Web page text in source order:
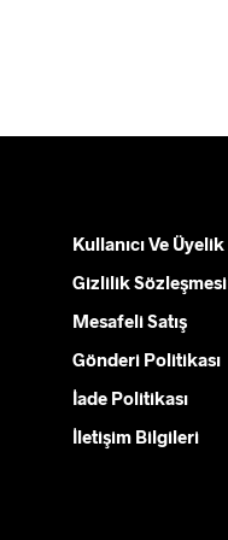
Kullanıcı Ve Üyelik
Gizlilik Sözleşmesi
Mesafeli Satış
Gönderi Politikası
İade Politikası
İletişim Bilgileri